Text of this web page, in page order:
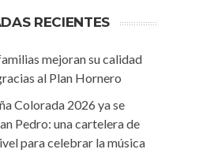
RECIENTES
mejoran su calidad
al Plan Hornero
Colorada 2026 ya se
Pedro: una cartelera de
para celebrar la música